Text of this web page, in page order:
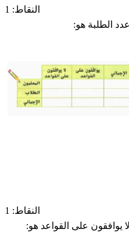
النقاط: 1
الطلبة هو:
النقاط: 1
يوافقون على القواعد هو: